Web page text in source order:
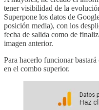
tener visibilidad de la
Superpone los datos de
posición media), con los
fecha de salida como de
imagen anterior.
Para hacerlo funcionar
en el combo superior.